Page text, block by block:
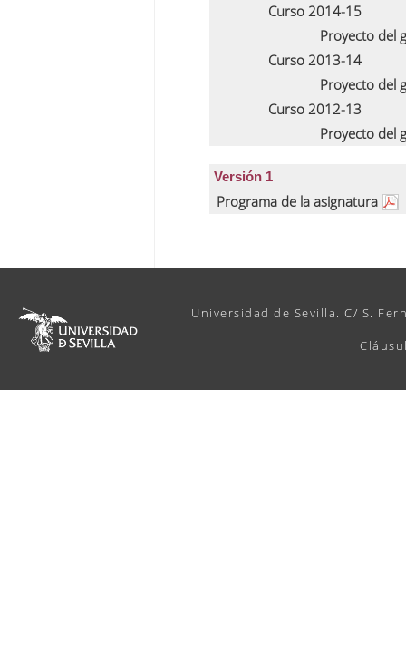
Curso 2014-15
Proyecto del
Curso 2013-14
Proyecto del
Curso 2012-13
Proyecto del
Versión 1
Programa de la asignatura
Universidad de Sevilla. C/ S.